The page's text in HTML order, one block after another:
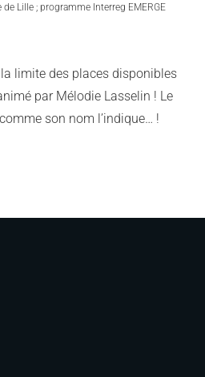
Lille ; programme Interreg EMERGE
limite des places disponibles
par Mélodie Lasselin ! Le
son nom l’indique… !